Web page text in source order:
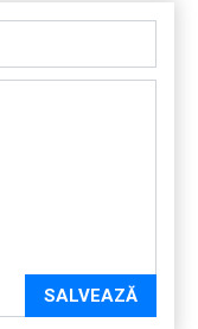
SALVEAZĂ